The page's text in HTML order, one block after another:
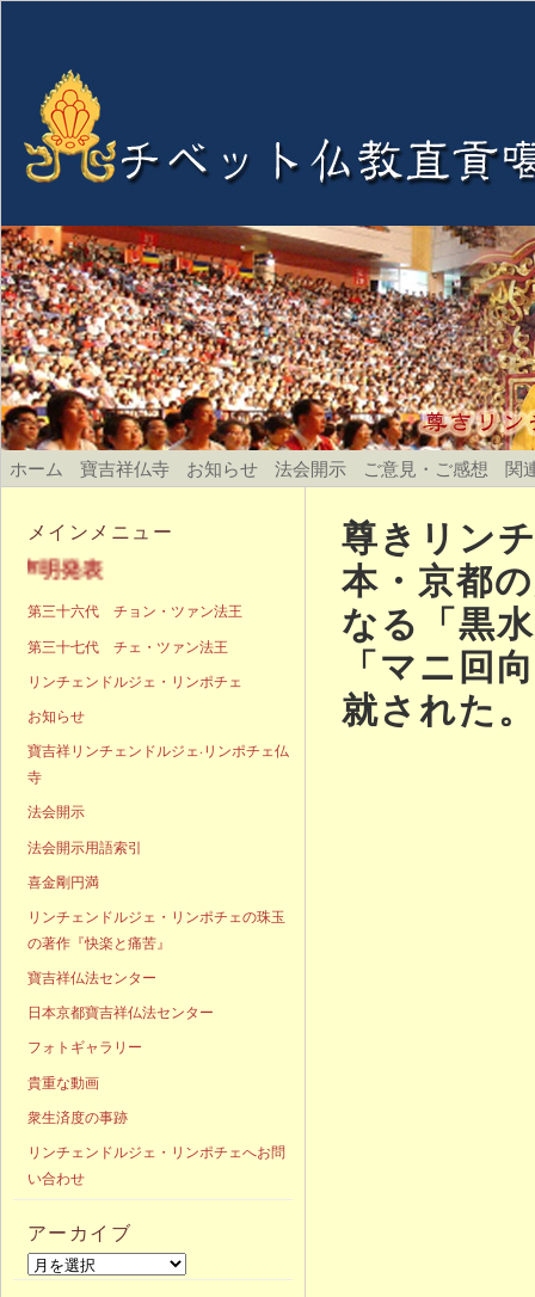
ホーム 寶吉祥仏寺 お知らせ 法会開示 ご意見・ご感想 関
尊きリン
本・京都
なる「黒
「マニ回
就された。
メインメニュー
第三十六代 チョン・ツァン法王
第三十七代 チェ・ツァン法王
リンチェンドルジェ・リンポチェ
お知らせ
寶吉祥リンチェンドルジェ·リンポチェ仏
寺
法会開示
法会開示用語索引
喜金剛円満
リンチェンドルジェ・リンポチェの珠玉
の著作『快楽と痛苦』
寶吉祥仏法センター
日本京都寶吉祥仏法センター
フォトギャラリー
貴重な動画
衆生済度の事跡
リンチェンドルジェ・リンポチェへお問
い合わせ
アーカイブ